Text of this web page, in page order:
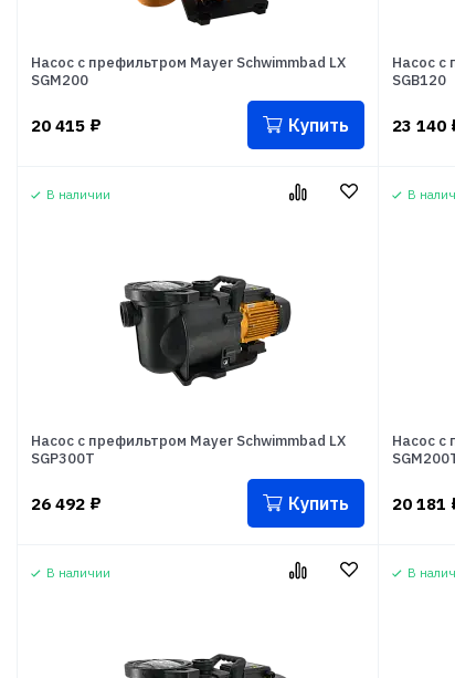
Насос с префильтром Mayer Schwimmbad LX
SGM200
20 415 ₽ Купить
Насос с
SGB120
23 140
В наличии
Насос с префильтром Mayer Schwimmbad LX
SGP300T
26 492 ₽ Купить
В
Насос с
20 181
В наличии В